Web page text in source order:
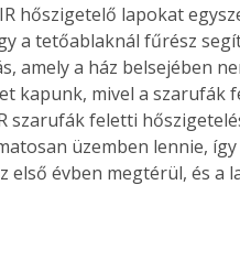
jobban megéri!
információ itt!
jobban megéri! A
tetszőleges
hőszigetelő lapokat
a tetőablaknál fűrész
amely a ház belsejében
kapunk, mivel a szarufák
szarufák feletti
üzemben lennie,
első évben megtérül, és